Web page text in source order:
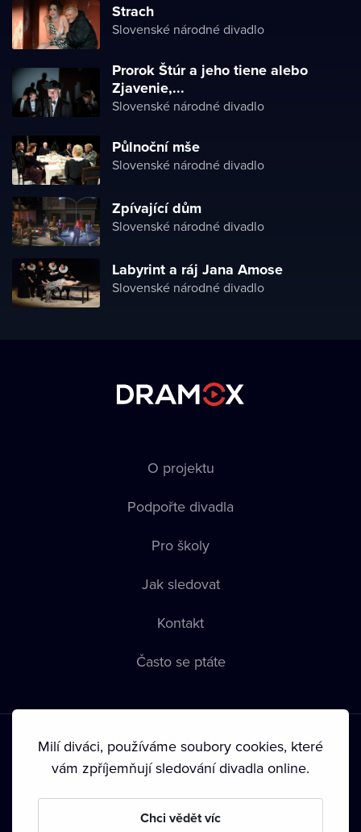
Strach
Slovenské národné divadlo
Prorok Štúr a jeho tiene alebo
Zjavenie,...
Slovenské národné divadlo
Půlnoční mše
Slovenské národné divadlo
Zpívající dům
Slovenské národné divadlo
Labyrint a ráj Jana Amose
Slovenské národné divadlo
O projektu
Podpořte divadla
Pro školy
Jak sledovat
Kontakt
Často se ptáte
Podmínky používání • Ochrana soukromí • Zásady používání
• Autorská práva•
Milí diváci, používáme soubory cookies, které
vám zpříjemňují sledování divadla online.
Chci vědět víc